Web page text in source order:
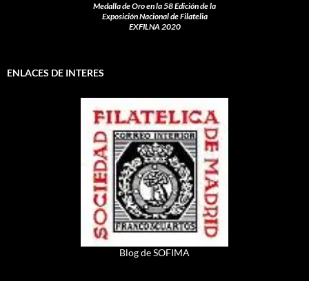
Medalla de Oro en la 58 Edición de la
Exposición Nacional de Filatelia
EXFILNA 2020
ENLACES DE INTERES
Blog de SOFIMA